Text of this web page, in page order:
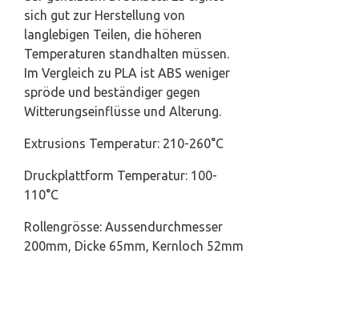
sich gut zur Herstellung von
langlebigen Teilen, die höheren
Temperaturen standhalten müssen.
Im Vergleich zu PLA ist ABS weniger
spröde und beständiger gegen
Witterungseinflüsse und Alterung.
Extrusions Temperatur: 210-260°C
Druckplattform Temperatur: 100-
110°C
Rollengrösse: Aussendurchmesser
200mm, Dicke 65mm, Kernloch 52mm